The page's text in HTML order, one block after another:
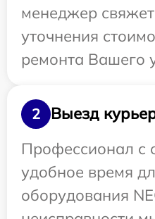
менеджер
уточнения
ремонта Вашего
2
Выезд
Профессионал с
удобное время
оборудования